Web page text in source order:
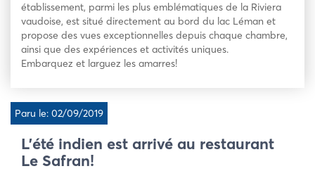
établissement, parmi les plus emblématiques de la Riviera
vaudoise, est situé directement au bord du lac Léman et
propose des vues exceptionnelles depuis chaque chambre,
ainsi que des expériences et activités uniques.
Embarquez et larguez les amarres!
Paru le: 02/09/2019
L’été indien est arrivé au restaurant
Le Safran!